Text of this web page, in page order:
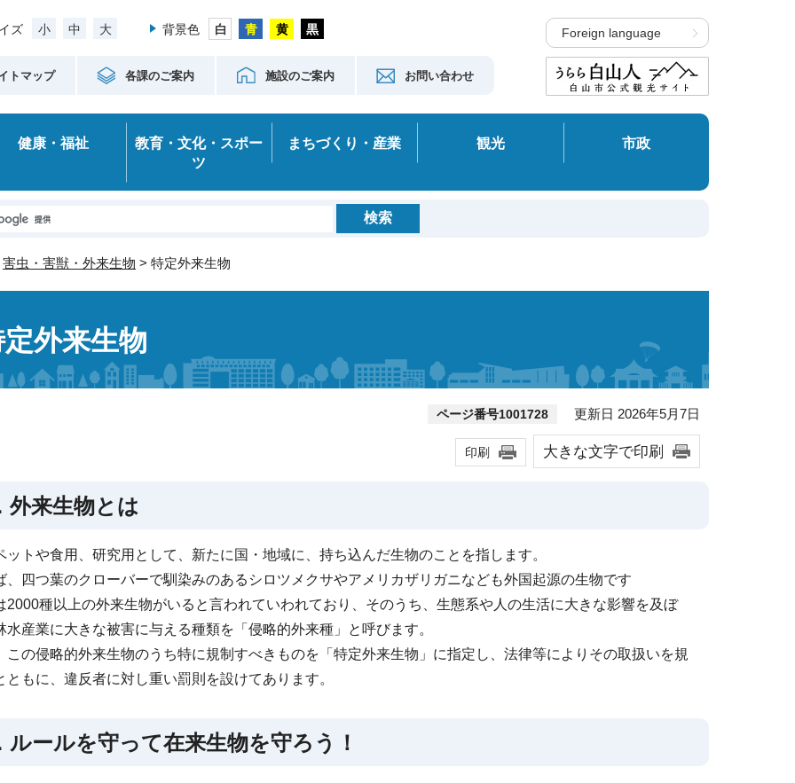
ズ 小 中 大 背景色
トマップ 各課のご案内 施設のご案内 お問い合わせ
Foreign language
健康・福祉
教育・文化・スポー
ツ
まちづくり・産業 観光 市政
害虫・害獣・外来生物 > 特定外来生物
外来生物
ページ番号1001728 更新日 2026年5月7日
印刷 大きな文字で印刷
外来生物とは
ットや食用、研究用として、新たに国・地域に、持ち込んだ生物のことを指します。
、四つ葉のクローバーで馴染みのあるシロツメクサやアメリカザリガニなども外国起源の生物です
2000種以上の外来生物がいると言われていわれており、そのうち、生態系や人の生活に大きな影響を及ぼ
水産業に大きな被害に与える種類を「侵略的外来種」と呼びます。
この侵略的外来生物のうち特に規制すべきものを「特定外来生物」に指定し、法律等によりその取扱いを規
ともに、違反者に対し重い罰則を設けてあります。
ルールを守って在来生物を守ろう！